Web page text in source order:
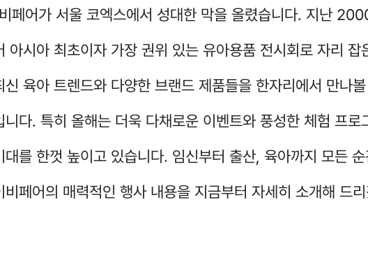
페어가 서울 코엑스에서 성대한 막을 올렸습니다. 지난
아시아 최초이자 가장 권위 있는 유아용품 전시회로 자리 잡
육아 트렌드와 다양한 브랜드 제품들을 한자리에서 만나
니다. 특히 올해는 더욱 다채로운 이벤트와 풍성한 체험 프로
대를 한껏 높이고 있습니다. 임신부터 출산, 육아까지 모든
비페어의 매력적인 행사 내용을 지금부터 자세히 소개해 드